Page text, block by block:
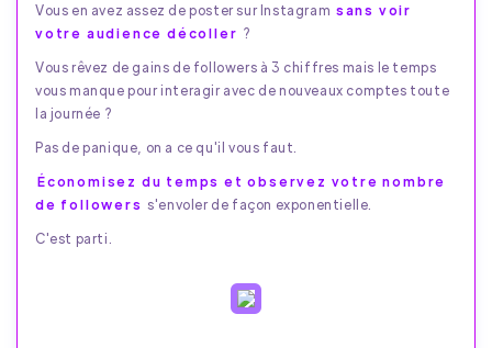
Vous en avez assez de poster sur Instagram sans voir
votre audience décoller ?
Vous rêvez de gains de followers à 3 chiffres mais le temps
vous manque pour interagir avec de nouveaux comptes toute
la journée ?
Pas de panique, on a ce qu'il vous faut.
Économisez du temps et observez votre nombre
de followers s'envoler de façon exponentielle.
C'est parti.